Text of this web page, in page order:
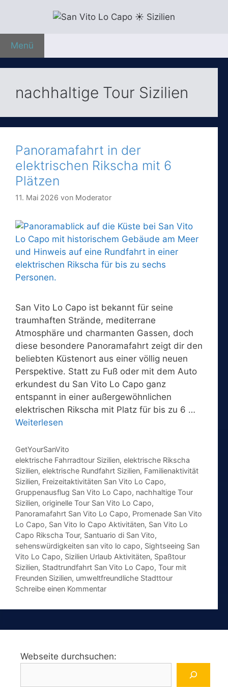
springen
Menü
nachhaltige Tour Sizilien
Panoramafahrt in der
elektrischen Rikscha mit 6
Plätzen
11. Mai 2026 von Moderator
San Vito Lo Capo ist bekannt für seine
traumhaften Strände, mediterrane
Atmosphäre und charmanten Gassen, doch
diese besondere Panoramafahrt zeigt dir den
beliebten Küstenort aus einer völlig neuen
Perspektive. Statt zu Fuß oder mit dem Auto
erkundest du San Vito Lo Capo ganz
entspannt in einer außergewöhnlichen
elektrischen Rikscha mit Platz für bis zu 6 …
Weiterlesen
Kategorien
GetYourSanVito
Schlagwörter
elektrische Fahrradtour Sizilien, elektrische Rikscha
Sizilien, elektrische Rundfahrt Sizilien, Familienaktivität
Sizilien, Freizeitaktivitäten San Vito Lo Capo,
Gruppenausflug San Vito Lo Capo, nachhaltige Tour
Sizilien, originelle Tour San Vito Lo Capo,
Panoramafahrt San Vito Lo Capo, Promenade San Vito
Lo Capo, San Vito lo Capo Aktivitäten, San Vito Lo
Capo Rikscha Tour, Santuario di San Vito,
sehenswürdigkeiten san vito lo capo, Sightseeing San
Vito Lo Capo, Sizilien Urlaub Aktivitäten, Spaßtour
Sizilien, Stadtrundfahrt San Vito Lo Capo, Tour mit
Freunden Sizilien, umweltfreundliche Stadttour
Schreibe einen Kommentar
Webseite durchsuchen: